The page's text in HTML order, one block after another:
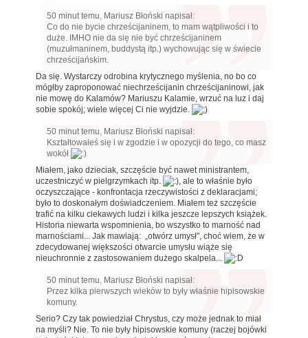
50 minut temu, Mariusz Błoński napisał:
Co do nie bycie chrześcijaninem, to mam wątpliwości i to
duże. IMHO nie da się nie być chrześcijaninem
(muzułmaninem, buddystą itp.) wychowując się w świecie
chrześcijańskim.
Da się. Wystarczy odrobina krytycznego myślenia, no bo co
mógłby zaproponować niechrześcijanin chrześcijaninowi, jak
nie mowę do Kalamów? Mariuszu Kalamie, wrzuć na luz i daj
sobie spokój; wiele więcej Ci nie wyjdzie.
50 minut temu, Mariusz Błoński napisał:
Kształtowałeś się i w zgodzie i w opozycji do tego, co masz
wokół
Miałem, jako dzieciak, szczęście być nawet ministrantem,
uczestniczyć w pielgrzymkach itp.
, ale to właśnie było
oczyszczające - konfrontacja rzeczywistości z deklaracjami;
było to doskonałym doświadczeniem. Miałem też szczęście
trafić na kilku ciekawych ludzi i kilka jeszcze lepszych książek.
Historia niewarta wspomnienia, bo wszystko to marność nad
marnościami... Jak mawiają: „otwórz umysł", choć wiem, że w
zdecydowanej większości otwarcie umysłu wiąże się
nieuchronnie z zastosowaniem dużego skalpela...
50 minut temu, Mariusz Błoński napisał:
Przez kilka pierwszych wieków to były właśnie hipisowskie
komuny.
Serio? Czy tak powiedział Chrystus, czy może jednak to miał
na myśli? Nie. To nie były hipisowskie komuny (raczej bojówki